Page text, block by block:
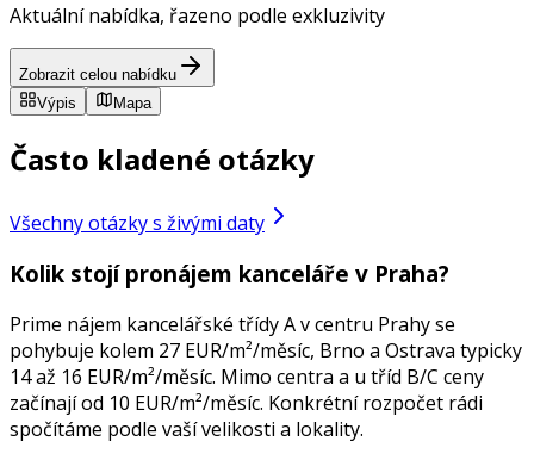
Aktuální nabídka, řazeno podle exkluzivity
Zobrazit celou nabídku
Výpis
Mapa
Často kladené otázky
Všechny otázky s živými daty
Kolik stojí pronájem kanceláře v Praha?
Prime nájem kancelářské třídy A v centru Prahy se
pohybuje kolem 27 EUR/m²/měsíc, Brno a Ostrava typicky
14 až 16 EUR/m²/měsíc. Mimo centra a u tříd B/C ceny
začínají od 10 EUR/m²/měsíc. Konkrétní rozpočet rádi
spočítáme podle vaší velikosti a lokality.